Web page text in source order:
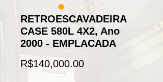
RETROESCAVADEIRA
CASE 580L 4X2, Ano
2000 - EMPLACADA
R$140,000.00價